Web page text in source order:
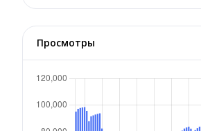
Просмотры